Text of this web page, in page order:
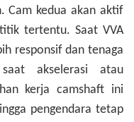
Cam kedua akan aktif
tertentu. Saat VVA
responsif dan tenaga
akselerasi atau
kerja camshaft ini
pengendara tetap